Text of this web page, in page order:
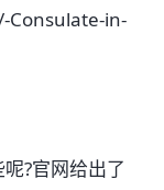
in-
?官网给出了